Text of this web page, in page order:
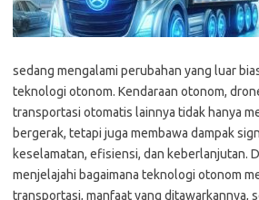
sedang mengalami perubahan yang luar
teknologi otonom. Kendaraan otonom,
transportasi otomatis lainnya tidak hanya
bergerak, tetapi juga membawa dampak
keselamatan, efisiensi, dan keberlanjutan.
menjelajahi bagaimana teknologi otonom
transportasi, manfaat yang ditawarkannya,